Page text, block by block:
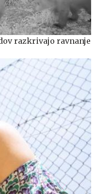
razkrivajo ravnanje